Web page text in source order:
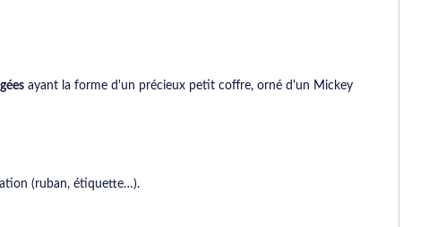
ayant la forme d'un précieux petit coffre, orné d'un Mickey
(ruban, étiquette…).